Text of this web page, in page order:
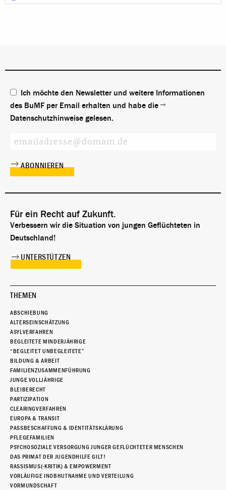
Ich möchte den Newsletter und weitere Informationen
des BuMF per Email erhalten und habe die
Datenschutzhinweise gelesen.
Für ein Recht auf Zukunft.
Verbessern wir die Situation von jungen Geflüchteten in
Deutschland!
UNTERSTÜTZEN
THEMEN
ABSCHIEBUNG
ALTERSEINSCHÄTZUNG
ASYLVERFAHREN
BEGLEITETE MINDERJÄHRIGE
“BEGLEITET UNBEGLEITETE”
BILDUNG & ARBEIT
FAMILIENZUSAMMENFÜHRUNG
JUNGE VOLLJÄHRIGE
BLEIBERECHT
PARTIZIPATION
CLEARINGVERFAHREN
EUROPA & TRANSIT
PASSBESCHAFFUNG & IDENTITÄTSKLÄRUNG
PFLEGEFAMILIEN
PSYCHOSOZIALE VERSORGUNG JUNGER GEFLÜCHTETER MENSCHEN
DAS PRIMAT DER JUGENDHILFE GILT!
RASSISMUS(-KRITIK) & EMPOWERMENT
VORLÄUFIGE INOBHUTNAHME UND VERTEILUNG
VORMUNDSCHAFT